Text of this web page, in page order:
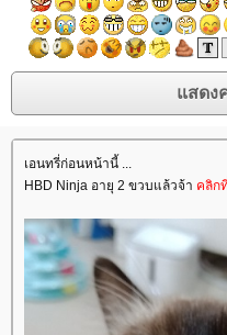
เอนทรี่ก่อนหน้านี้ ...
HBD Ninja อายุ 2 ขวบแล้วจ้า คลิก